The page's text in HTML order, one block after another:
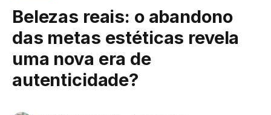
Belezas reais: o abandono
das metas estéticas revela
uma nova era de
autenticidade?